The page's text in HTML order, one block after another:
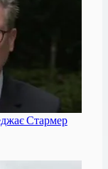
Стармер